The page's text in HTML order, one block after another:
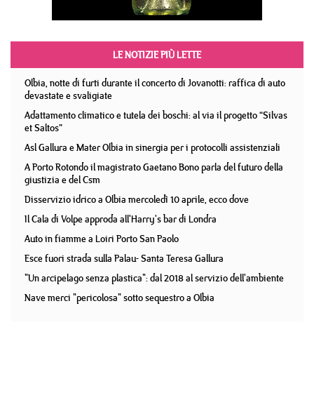
LE NOTIZIE PIÙ LETTE
Olbia, notte di furti durante il concerto di Jovanotti: raffica di auto
devastate e svaligiate
Adattamento climatico e tutela dei boschi: al via il progetto “Silvas
et Saltos”
Asl Gallura e Mater Olbia in sinergia per i protocolli assistenziali
A Porto Rotondo il magistrato Gaetano Bono parla del futuro della
giustizia e del Csm
Disservizio idrico a Olbia mercoledì 10 aprile, ecco dove
Il Cala di Volpe approda all'Harry's bar di Londra
Auto in fiamme a Loiri Porto San Paolo
Esce fuori strada sulla Palau- Santa Teresa Gallura
"Un arcipelago senza plastica": dal 2018 al servizio dell'ambiente
Nave merci "pericolosa" sotto sequestro a Olbia